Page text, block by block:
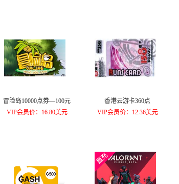
冒险岛10000点券—100元
VIP会员价：16.80美元
香港云游卡360点
VIP会员价：12.36美元